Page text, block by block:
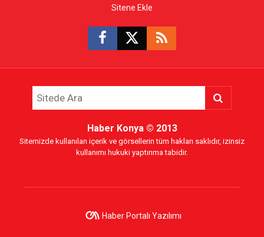
Sitene Ekle
Haber Konya© 2013
Sitemizde kullanılan içerik ve görsellerin tüm hakları saklıdır, izinsiz
kullanımı hukuki yaptırıma tabidir.
Haber Portalı Yazılımı